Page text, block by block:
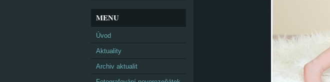
MENU
Úvod
Aktuality
Archiv aktualit